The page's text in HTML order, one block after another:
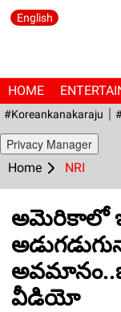
English
HOME
#Koreankanakaraju
Privacy Manager
Home NRI
అమెరికాలో
వీడియో